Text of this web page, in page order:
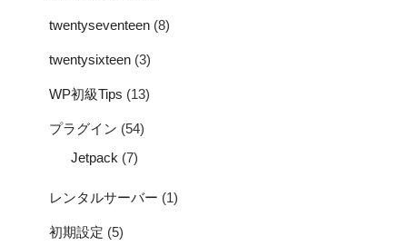
twentyseventeen (8)
twentysixteen (3)
WP初級Tips (13)
プラグイン (54)
Jetpack (7)
レンタルサーバー (1)
初期設定 (5)